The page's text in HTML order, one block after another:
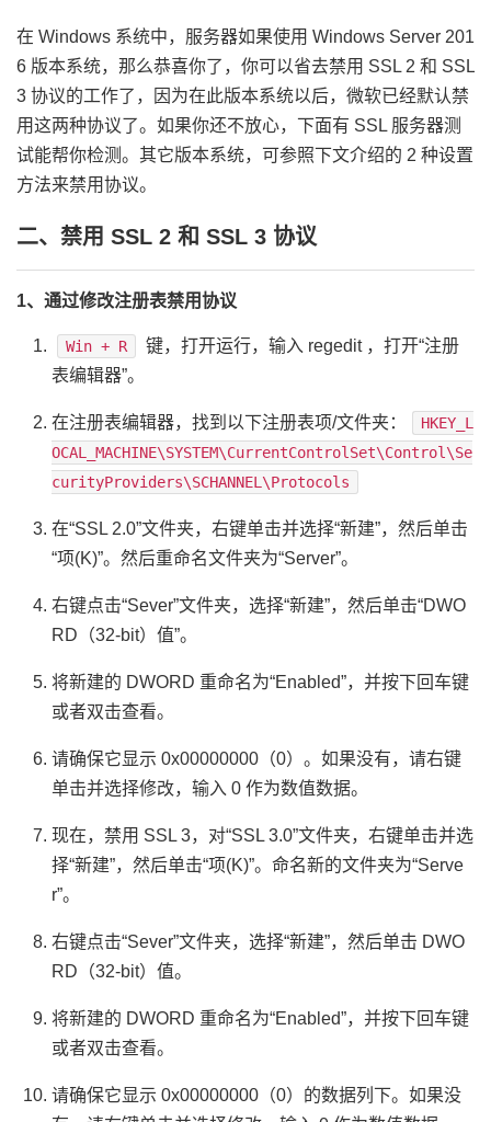
在 Windows 系统中，服务器如果使用 Windows Server 201
6 版本系统，那么恭喜你了，你可以省去禁用 SSL 2 和 SSL
3 协议的工作了，因为在此版本系统以后，微软已经默认禁
用这两种协议了。如果你还不放心，下面有 SSL 服务器测
试能帮你检测。其它版本系统，可参照下文介绍的 2 种设置
方法来禁用协议。
二、禁用 SSL 2 和 SSL 3 协议
1、通过修改注册表禁用协议
Win + R
键，打开运行，输入 regedit ，打开“注册
表编辑器”。
在注册表编辑器，找到以下注册表项/文件夹：
HKEY_L
OCAL_MACHINE\SYSTEM\CurrentControlSet\Control\Se
curityProviders\SCHANNEL\Protocols
在“SSL 2.0”文件夹，右键单击并选择“新建”，然后单击
“项(K)”。然后重命名文件夹为“Server”。
右键点击“Sever”文件夹，选择“新建”，然后单击“DWO
RD（32-bit）值”。
将新建的 DWORD 重命名为“Enabled”，并按下回车键
或者双击查看。
请确保它显示 0x00000000（0）。如果没有，请右键
单击并选择修改，输入 0 作为数值数据。
现在，禁用 SSL 3，对“SSL 3.0”文件夹，右键单击并选
择“新建”，然后单击“项(K)”。命名新的文件夹为“Serve
r”。
右键点击“Sever”文件夹，选择“新建”，然后单击 DWO
RD（32-bit）值。
将新建的 DWORD 重命名为“Enabled”，并按下回车键
或者双击查看。
请确保它显示 0x00000000（0）的数据列下。如果没